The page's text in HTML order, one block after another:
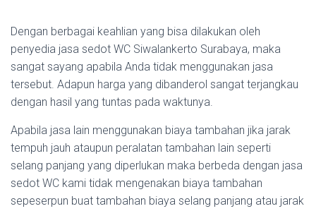
Dengan berbagai keahlian yang bisa dilakukan oleh
penyedia jasa sedot WC Siwalankerto Surabaya, maka
sangat sayang apabila Anda tidak menggunakan jasa
tersebut. Adapun harga yang dibanderol sangat terjangkau
dengan hasil yang tuntas pada waktunya.
Apabila jasa lain menggunakan biaya tambahan jika jarak
tempuh jauh ataupun peralatan tambahan lain seperti
selang panjang yang diperlukan maka berbeda dengan jasa
sedot WC kami tidak mengenakan biaya tambahan
sepeserpun buat tambahan biaya selang panjang atau jarak